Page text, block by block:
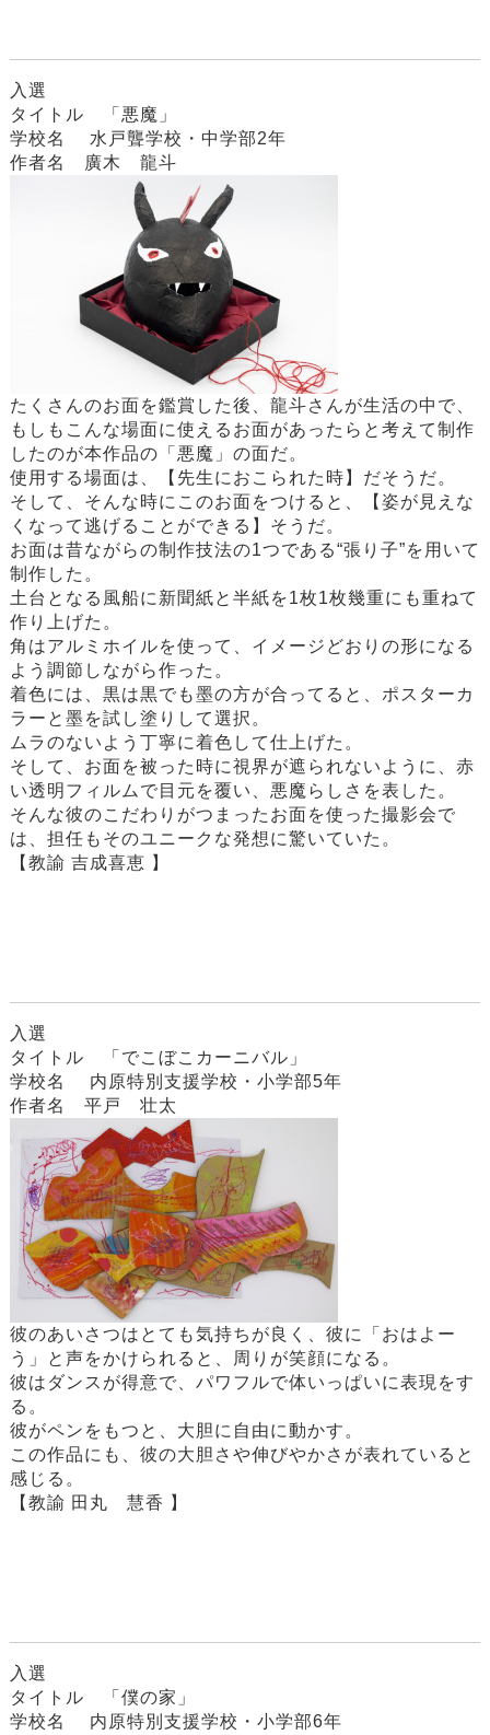
入選
タイトル 「悪魔」
学校名 水戸聾学校・中学部2年
作者名 廣木 龍斗
たくさんのお面を鑑賞した後、龍斗さんが生活の中で、
もしもこんな場面に使えるお面があったらと考えて制作
したのが本作品の「悪魔」の面だ。
使用する場面は、【先生におこられた時】だそうだ。
そして、そんな時にこのお面をつけると、【姿が見えな
くなって逃げることができる】そうだ。
お面は昔ながらの制作技法の1つである“張り子”を用いて
制作した。
土台となる風船に新聞紙と半紙を1枚1枚幾重にも重ねて
作り上げた。
角はアルミホイルを使って、イメージどおりの形になる
よう調節しながら作った。
着色には、黒は黒でも墨の方が合ってると、ポスターカ
ラーと墨を試し塗りして選択。
ムラのないよう丁寧に着色して仕上げた。
そして、お面を被った時に視界が遮られないように、赤
い透明フィルムで目元を覆い、悪魔らしさを表した。
そんな彼のこだわりがつまったお面を使った撮影会で
は、担任もそのユニークな発想に驚いていた。
【教諭 吉成喜恵 】
入選
タイトル 「でこぼこカーニバル」
学校名 内原特別支援学校・小学部5年
作者名 平戸 壮太
彼のあいさつはとても気持ちが良く、彼に「おはよー
う」と声をかけられると、周りが笑顔になる。
彼はダンスが得意で、パワフルで体いっぱいに表現をす
る。
彼がペンをもつと、大胆に自由に動かす。
この作品にも、彼の大胆さや伸びやかさが表れていると
感じる。
【教諭 田丸 慧香 】
入選
タイトル 「僕の家」
学校名 内原特別支援学校・小学部6年